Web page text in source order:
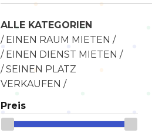
ALLE KATEGORIEN
/ EINEN RAUM MIETEN /
/ EINEN DIENST MIETEN /
/ SEINEN PLATZ
VERKAUFEN /
Preis